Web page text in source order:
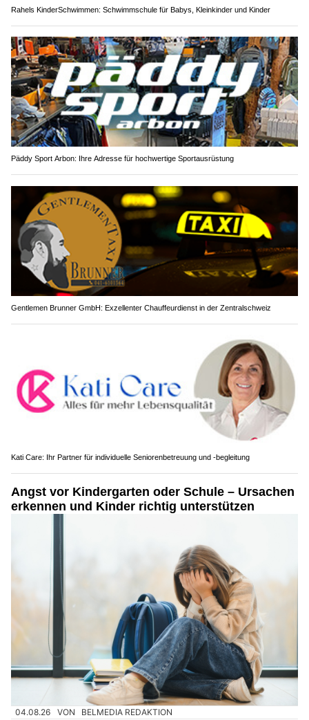
Rahels KinderSchwimmen: Schwimmschule für Babys, Kleinkinder und Kinder
Päddy Sport Arbon: Ihre Adresse für hochwertige Sportausrüstung
Gentlemen Brunner GmbH: Exzellenter Chauffeurdienst in der Zentralschweiz
Kati Care: Ihr Partner für individuelle Seniorenbetreuung und -begleitung
Angst vor Kindergarten oder Schule – Ursachen
erkennen und Kinder richtig unterstützen
04.08.26 VON BELMEDIA REDAKTION